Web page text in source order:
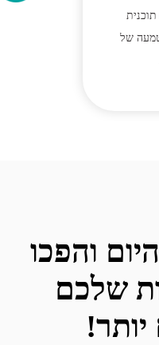
של
והפכו
שלכם